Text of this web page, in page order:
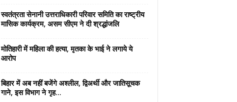
स्वतंत्रता सेनानी उत्तराधिकारी परिवार समिति का राष्ट्रीय
मासिक कार्यक्रम, असम सीएम ने दी श्रद्धांजलि
मोतिहारी में महिला की हत्या, मृतका के भाई ने लगाये ये
आरोप
बिहार में अब नहीं बजेंगे अश्लील, द्विअर्थी और जातिसूचक
गाने, इस विभाग ने गृह...